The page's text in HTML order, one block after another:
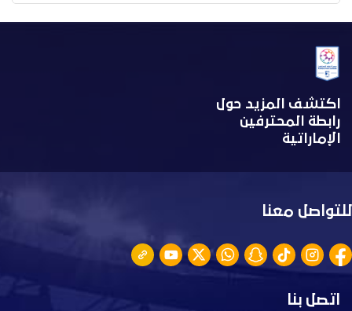
اكتشف المزيد حول
رابطة المحترفين
الإماراتية
للتواصل معنا
اتصل بنا